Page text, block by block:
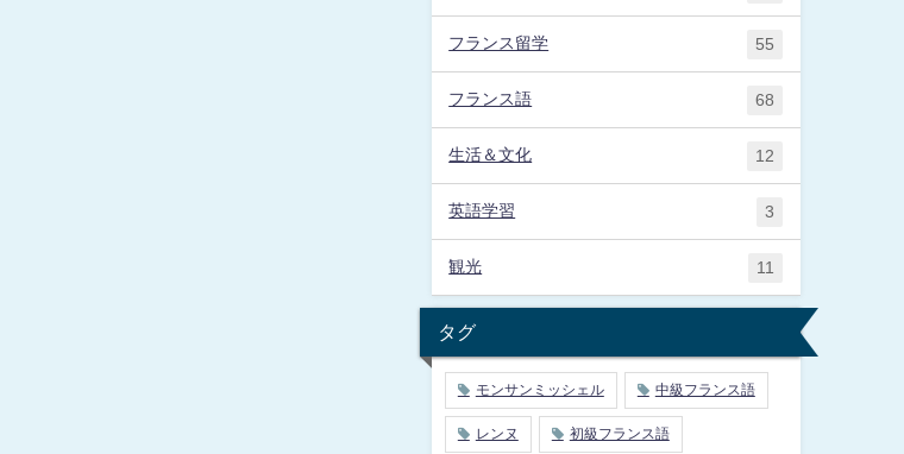
フランス留学 55
フランス語 68
生活＆文化 12
英語学習 3
観光 11
タグ
モンサンミッシェル 中級フランス語
レンヌ 初級フランス語